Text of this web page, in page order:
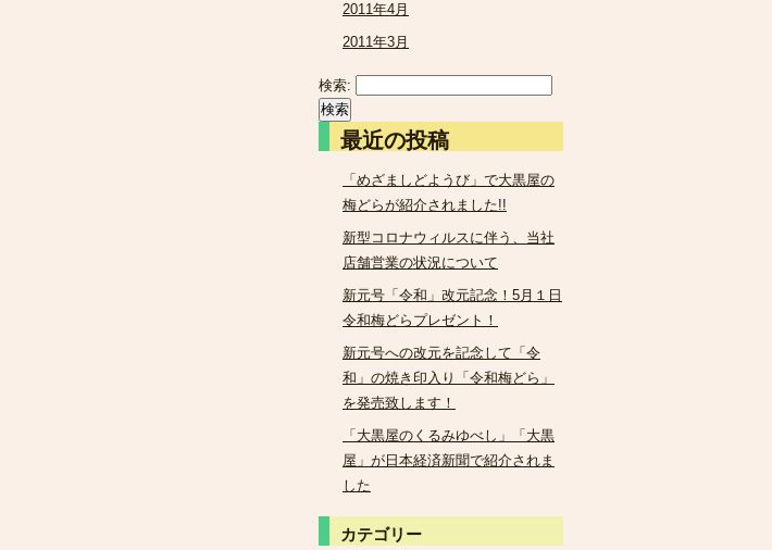
2011年4月
2011年3月
検索:
最近の投稿
「めざましどようび」で大黒屋の
梅どらが紹介されました!!
新型コロナウィルスに伴う、当社
店舗営業の状況について
新元号「令和」改元記念！5月１日
令和梅どらプレゼント！
新元号への改元を記念して「令
和」の焼き印入り「令和梅どら」
を発売致します！
「大黒屋のくるみゆべし」「大黒
屋」が日本経済新聞で紹介されま
した
カテゴリー